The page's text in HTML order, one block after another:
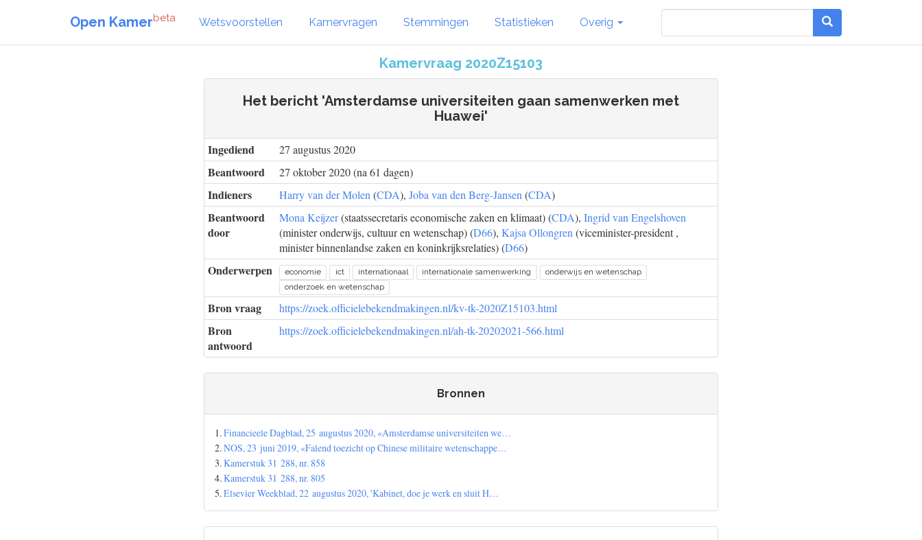
Open Kamerbeta Wetsvoorstellen Kamervragen Stemmingen Statistieken Overig
Kamervraag 2020Z15103
Het bericht 'Amsterdamse universiteiten gaan samenwerken met
Huawei'
Ingediend 27 augustus 2020
Beantwoord 27 oktober 2020 (na 61 dagen)
Indieners Harry van der Molen (CDA), Joba van den Berg-Jansen (CDA)
Beantwoord
door
Mona Keijzer(staatssecretaris economische zaken en klimaat) (CDA), Ingrid van Engelshoven
(minister onderwijs, cultuur en wetenschap) (D66), Kajsa Ollongren (viceminister-president ,
minister binnenlandse zaken en koninkrijksrelaties) (D66)
Onderwerpen economie ict internationaal internationale samenwerking
onderwijs en wetenschap
onderzoek en wetenschap
Bron vraag https://zoek.officielebekendmakingen.nl/kv-tk-2020Z15103.html
Bron
antwoord
https://zoek.officielebekendmakingen.nl/ah-tk-20202021-566.html
Bronnen
1.Financieele Dagblad, 25 augustus 2020, «Amsterdamse universiteiten we…
2.NOS, 23 juni 2019, «Falend toezicht op Chinese militaire wetenschappe…
3.Kamerstuk 31 288, nr. 858
4.Kamerstuk 31 288, nr. 805
5.Elsevier Weekblad, 22 augustus 2020, 'Kabinet, doe je werk en sluit H…